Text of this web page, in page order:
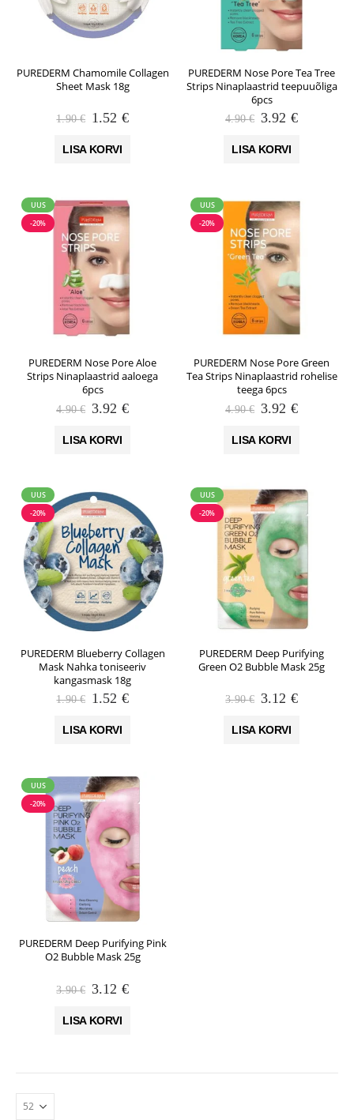
PUREDERM Chamomile Collagen
Sheet Mask 18g
1.90€ Algne
oli:
1.52 €Praegune
LISA KORVI
PUREDERM Nose Pore Tea Tree
Strips Ninaplaastrid teepuuõliga
6pcs
4.90€ Algne
oli:
3.92 €Praegune
LISA KORVI
UUS
-20%
PUREDERM Nose Pore Aloe
Strips Ninaplaastrid aaloega
6pcs
4.90€ Algne
oli:
3.92 €Praegune
LISA KORVI
UUS
-20%
PUREDERM Nose Pore Green
Tea Strips Ninaplaastrid rohelise
teega 6pcs
4.90€ Algne
oli:
3.92 €Praegune
LISA KORVI
UUS
-20%
PUREDERM Blueberry Collagen
Mask Nahka toniseeriv
kangasmask 18g
1.90€ Algne
oli:
1.52 €Praegune
LISA KORVI
UUS
-20%
PUREDERM Deep Purifying
Green O2 Bubble Mask 25g
3.90€ Algne
oli:
3.12 €Praegune
LISA KORVI
UUS
-20%
PUREDERM Deep Purifying Pink
O2 Bubble Mask 25g
3.90€ Algne
oli:
3.12 €Praegune
LISA KORVI